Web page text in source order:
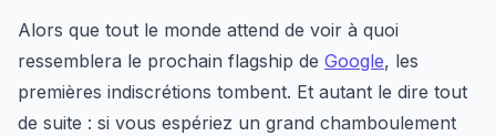
Alors que tout le monde attend de voir à quoi
ressemblera le prochain flagship de Google, les
premières indiscrétions tombent. Et autant le dire tout
de suite : si vous espériez un grand chamboulement